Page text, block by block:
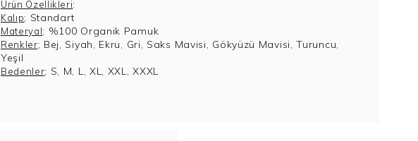
Ürün Özellikleri:
Kalıp; Standart
Materyal; %100 Organik Pamuk
Renkler; Bej, Siyah, Ekru, Gri, Saks Mavisi, Gökyüzü Mavisi, Turuncu,
Yeşil
Bedenler; S, M, L, XL, XXL, XXXL